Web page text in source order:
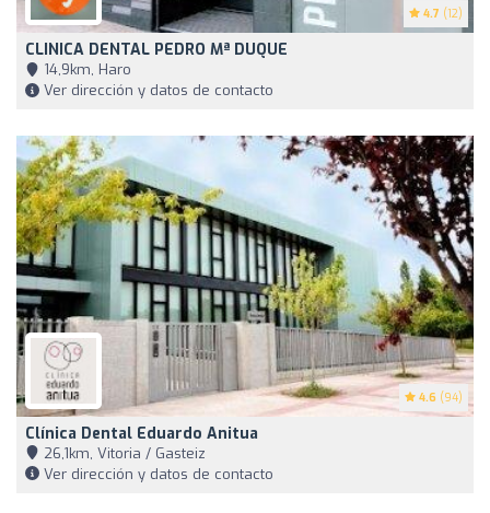
4.7 (12)
CLINICA DENTAL PEDRO Mª DUQUE
14,9km, Haro
Ver dirección y datos de contacto
4.6 (94)
Clínica Dental Eduardo Anitua
26,1km, Vitoria / Gasteiz
Ver dirección y datos de contacto